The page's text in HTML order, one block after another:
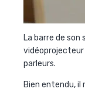
La barre de
vidéoprojecteur
parleurs.
Bien entendu, il